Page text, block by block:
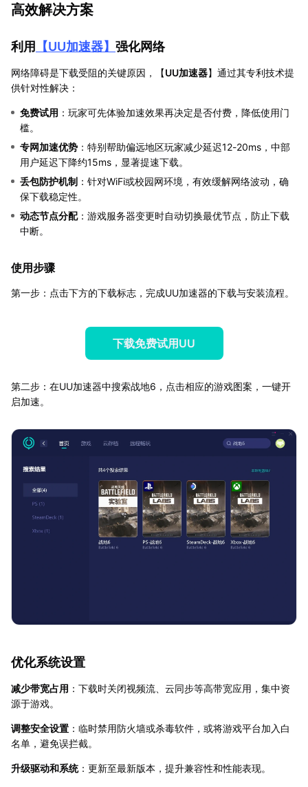
高效解决方案
利用 【UU加速器】 强化网络
网络障碍是下载受阻的关键原因，【UU加速器】通过其专利技术提
供针对性解决：
免费试用 ：玩家可先体验加速效果再决定是否付费，降低使用门
槛。
专网加速优势 ：特别帮助偏远地区玩家减少延迟12-20ms，中部
用户延迟下降约15ms，显著提速下载。
丢包防护机制 ：针对WiFi或校园网环境，有效缓解网络波动，确
保下载稳定性。
动态节点分配：游戏服务器变更时自动切换最优节点，防止下载
中断。
使用步骤
第一步：点击下方的下载标志，完成UU加速器的下载与安装流程。
下载免费试用UU
第二步：在UU加速器中搜索战地6，点击相应的游戏图案，一键开
启加速。
优化系统设置
减少带宽占用 ：下载时关闭视频流、云同步等高带宽应用，集中资
源于游戏。
调整安全设置 ：临时禁用防火墙或杀毒软件，或将游戏平台加入白
名单，避免误拦截。
升级驱动和系统：更新至最新版本，提升兼容性和性能表现。